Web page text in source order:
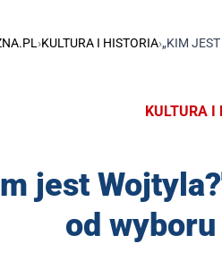
›KULTURA I HISTORIA›„KIM
KULTURA I
jest
od